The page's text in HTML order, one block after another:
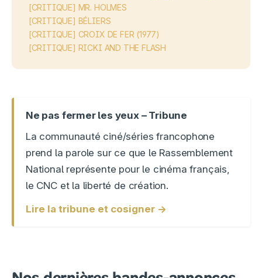
[CRITIQUE] MR. HOLMES
[CRITIQUE] BÉLIERS
[CRITIQUE] CROIX DE FER (1977)
[CRITIQUE] RICKI AND THE FLASH
Ne pas fermer les yeux – Tribune
La communauté ciné/séries francophone
prend la parole sur ce que le Rassemblement
National représente pour le cinéma français,
le CNC et la liberté de création.
Lire la tribune et cosigner →